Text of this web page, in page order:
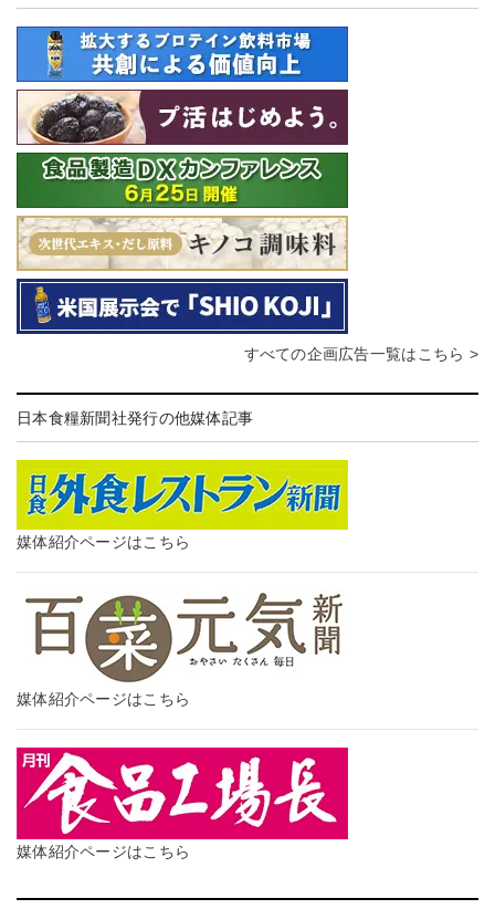
すべての企画広告一覧はこちら >
日本食糧新聞社発行の他媒体記事
媒体紹介ページはこちら
媒体紹介ページはこちら
媒体紹介ページはこちら